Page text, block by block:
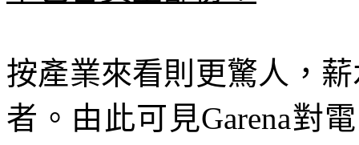
按產業來看則更驚人，
者。由此可見Garena對